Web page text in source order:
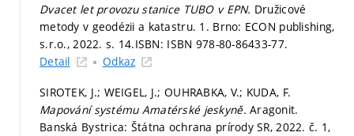
Dvacet let provozu stanice TUBO v EPN. Družicové
metody v geodézii a katastru. 1. Brno: ECON publishing,
s.r.o., 2022. s. 14.ISBN: ISBN 978-80-86433-77.
Detail
Odkaz
SIROTEK, J.; WEIGEL, J.; OUHRABKA, V.; KUDA, F.
Mapování systému Amatérské jeskyně.Aragonit.
Banská Bystrica: Štátna ochrana prírody SR, 2022. č. 1,